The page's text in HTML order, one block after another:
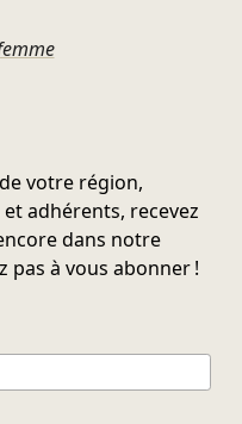
votre région,
adhérents, recevez
dans notre
pas à vous abonner !